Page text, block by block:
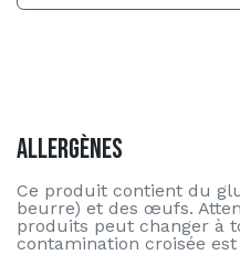
Allergènes
Ce produit contient du
beurre) et des œufs.
produits peut changer à
contamination croisée